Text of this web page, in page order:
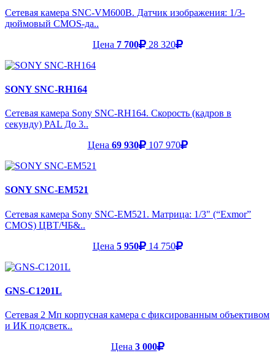
Сетевая камера SNC-VM600B. Датчик изображения: 1/3-
дюймовый CMOS-да..
Цена 7 700 28 320
SONY SNC-RH164
Сетевая камера Sony SNC-RH164. Скорость (кадров в
секунду) PAL До 3..
Цена 69 930 107 970
SONY SNC-EM521
Сетевая камера Sony SNC-EM521. Матрица: 1/3" (“Exmor”
CMOS) ЦВТ/ЧБ&..
Цена 5 950 14 750
GNS-C1201L
Сетевая 2 Мп корпусная камера с фиксированным объективом
и ИК подсветк..
Цена 3 000